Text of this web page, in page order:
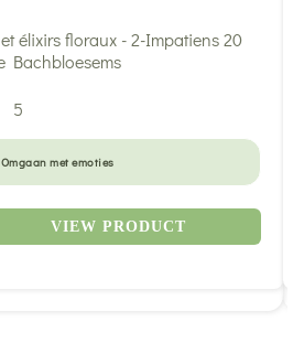
5
Omgaan met emoties
VIEW PRODUCT